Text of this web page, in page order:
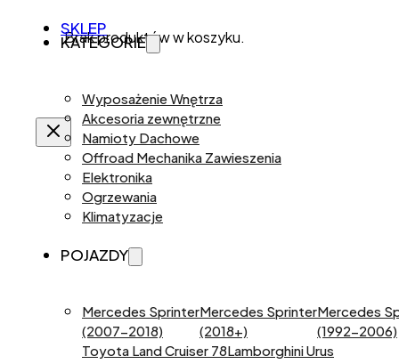
Brak produktów w koszyku.
SKLEP
KATEGORIE
Wyposażenie Wnętrza
Akcesoria zewnętrzne
Namioty Dachowe
Offroad Mechanika Zawieszenia
Elektronika
Ogrzewania
Klimatyzacje
POJAZDY
Mercedes Sprinter
(2007-2018)
Mercedes Sprinter
(2018+)
Mercedes
(1992-2006)
Toyota Land Cruiser 78Lamborghini Urus